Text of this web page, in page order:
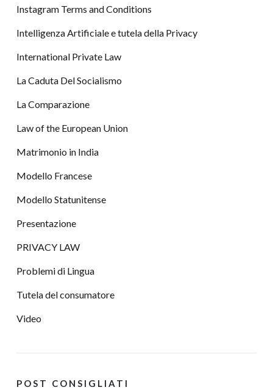
Instagram Terms and Conditions
Intelligenza Artificiale e tutela della Privacy
International Private Law
La Caduta Del Socialismo
La Comparazione
Law of the European Union
Matrimonio in India
Modello Francese
Modello Statunitense
Presentazione
PRIVACY LAW
Problemi di Lingua
Tutela del consumatore
Video
POST CONSIGLIATI